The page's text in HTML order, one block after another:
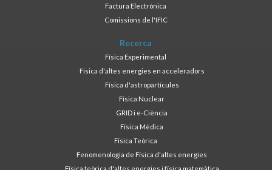
Factura Electrònica
Comissions de l'IFIC
Recerca
Física Experimental
Física d'altes energies en acceleradors
Física d'astropartícules
Física Nuclear
GRID i e-Ciència
Física Mèdica
Física Teòrica
Fenomenologia de Física d'altes energies